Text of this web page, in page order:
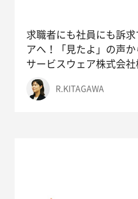
求職者にも社員にも訴
アへ！「見たよ」の声
サービスウェア株式会社
R.KITAGAWA